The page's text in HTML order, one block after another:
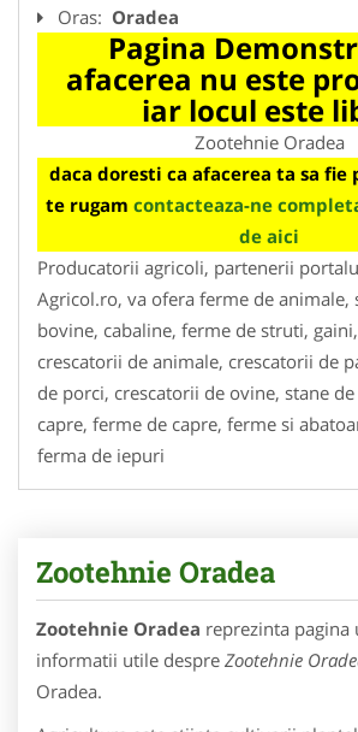
Oras: Oradea
Pagina
afacerea nu este
iar locul este
Zootehnie Oradea
daca doresti ca afacerea ta sa fie
te rugam contacteaza-ne
de aici
Producatorii agricoli, partenerii
Agricol.ro, va ofera ferme de animale,
bovine, cabaline, ferme de struti,
crescatorii de animale, crescatorii de
de porci, crescatorii de ovine, stane
capre, ferme de capre, ferme si
ferma de iepuri
Zootehnie Oradea
Zootehnie Oradea reprezinta pagina
informatii utile despre Zootehnie
Oradea.